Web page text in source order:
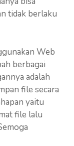
tidak berlaku
Web
berbagai
adalah
file secara
yaitu
file lalu